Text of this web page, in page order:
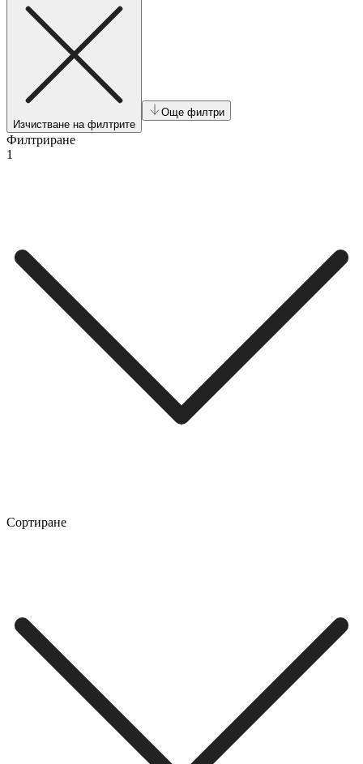
Изчистване на филтрите
Още филтри
Филтриране
1
Сортиране